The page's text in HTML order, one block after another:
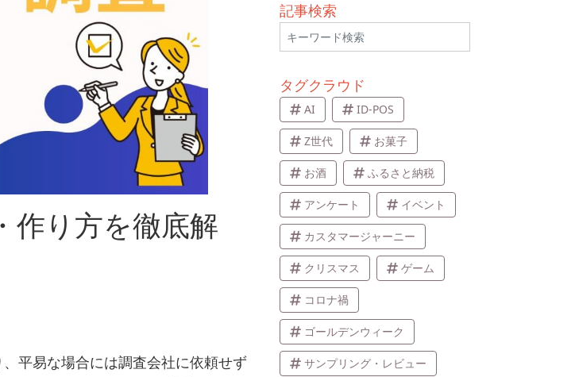
作り方を徹底解
平易な場合には調査会社に依頼せず
記事検索
タグクラウド
AI ID-POS
Z世代 お菓子
お酒 ふるさと納税
アンケート イベント
カスタマージャーニー
クリスマス ゲーム
コロナ禍
ゴールデンウィーク
サンプリング・レビュー